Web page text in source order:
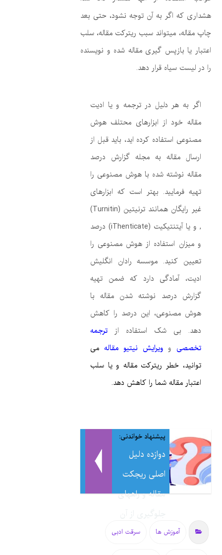
هشداری که اگر به آن توجه نشود، حتی بعد
چاپ مقاله، میتواند سبب ریترکت مقاله، سلب
اعتبار یا بازپس گیری مقاله شده و نویسنده
را در لیست سیاه قرار دهد.
اگر به هر دلیل در ترجمه و یا ادیت
مقاله خود از ابزارهای محتلف هوش
مصنوعی استفاده کرده اید، باید قبل از
ارسال مقاله به مجله گزارش درصد
مقاله نوشته شده با هوش مصنوعی را
تهیه فرمایید. بهتر است که ابزارهای
غیر رایگان همانند ترنیتین (Turnitin)
, و یا آیتنتیکیت (iThenticate) درصد
و میزان استفاده از هوش مصنوعی را
تعیین کنید. موسسه رادان انگلیش
ادیت، آمادگی دارد که ضمن تهیه
گزارش درصد نوشته شدن مقاله با
هوش مصنوعی، این درصد را کاهش
دهد. بی شک استفاده از ترجمه
تخصصی و ویرایش نیتیو مقاله می
توانید، خطر ریترکت مقاله و یا سلب
اعتبار مقاله شما را کاهش دهد.
پیشنهاد خواندنی:
دوازده دلیل
اصلی ریجکت
مقاله و راههای
آموزش ها سرقت ادبی